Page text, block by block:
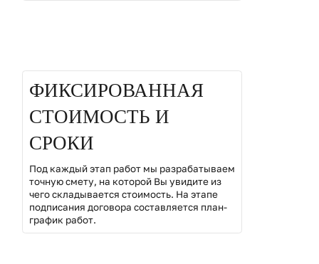
02
ФИКСИРОВАННАЯ
СТОИМОСТЬ И
СРОКИ
Под каждый этап работ мы разрабатываем
точную смету, на которой Вы увидите из
чего складывается стоимость. На этапе
подписания договора составляется план-
график работ.